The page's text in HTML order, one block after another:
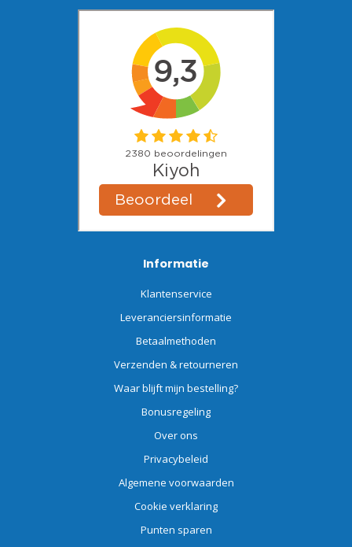
Informatie
Klantenservice
Leveranciersinformatie
Betaalmethoden
Verzenden & retourneren
Waar blijft mijn bestelling?
Bonusregeling
Over ons
Privacybeleid
Algemene voorwaarden
Cookie verklaring
Punten sparen